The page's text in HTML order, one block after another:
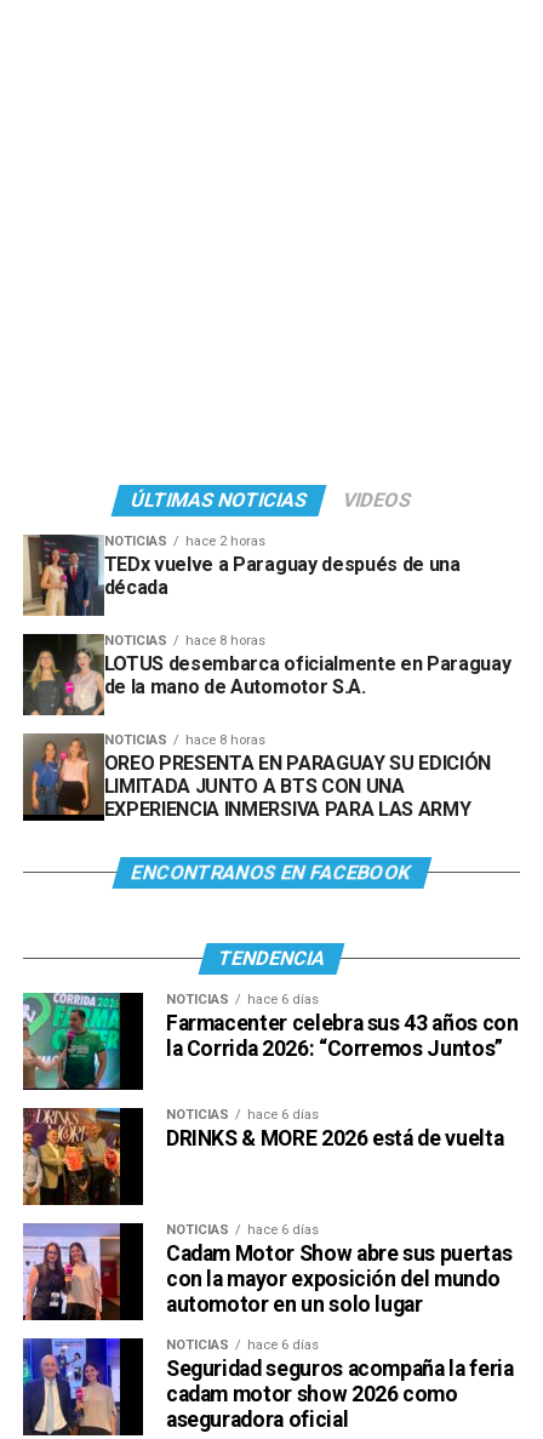
ÚLTIMAS NOTICIAS VIDEOS
NOTICIAS hace 2 horas
TEDx vuelve a Paraguay después de una
década
NOTICIAS hace 8 horas
LOTUS desembarca oficialmente en Paraguay
de la mano de Automotor S.A.
NOTICIAS hace 8 horas
OREO PRESENTA EN PARAGUAY SU EDICIÓN
LIMITADA JUNTO A BTS CON UNA
EXPERIENCIA INMERSIVA PARA LAS ARMY
ENCONTRANOS EN FACEBOOK
TENDENCIA
NOTICIAS hace 6 días
Farmacenter celebra sus 43 años con
la Corrida 2026: “Corremos Juntos”
NOTICIAS hace 6 días
DRINKS & MORE 2026 está de vuelta
NOTICIAS hace 6 días
Cadam Motor Show abre sus puertas
con la mayor exposición del mundo
automotor en un solo lugar
NOTICIAS hace 6 días
Seguridad seguros acompaña la feria
cadam motor show 2026 como
aseguradora oficial